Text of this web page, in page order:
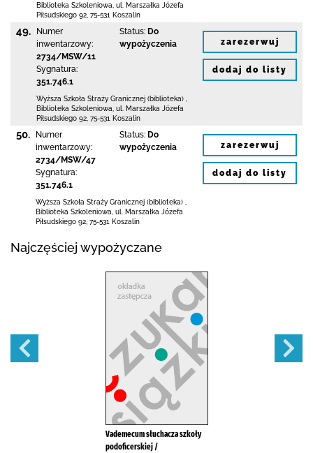
Biblioteka Szkoleniowa, ul. Marszałka Józefa
Piłsudskiego 92 75-531 Koszalin
49.
Numer
inwentarzowy:
2734/MSW/11
Sygnatura:
351.746.1
Status: Do
wypożyczenia
Wyższa Szkoła Straży Granicznej (biblioteka)
Biblioteka Szkoleniowa, ul. Marszałka Józefa
Piłsudskiego 92 75-531 Koszalin
zarezerwuj
dodaj do listy
50.
Numer
inwentarzowy:
2734/MSW/47
Sygnatura:
351.746.1
Status: Do
wypożyczenia
Wyższa Szkoła Straży Granicznej (biblioteka)
Biblioteka Szkoleniowa, ul. Marszałka Józefa
Piłsudskiego 92 75-531 Koszalin
zarezerwuj
dodaj do listy
Najczęściej wypożyczane
Vademecum słuchacza szkoły
podoficerskiej /